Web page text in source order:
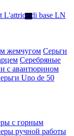
L'attrice di base LN
жемчугом Серьги
Серебряные
с авантюрином
Uno de 50
с горным
ручной работы